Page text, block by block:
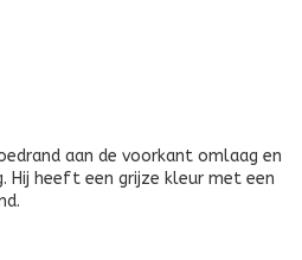
aan de voorkant omlaag en
Hij heeft een grijze kleur met een